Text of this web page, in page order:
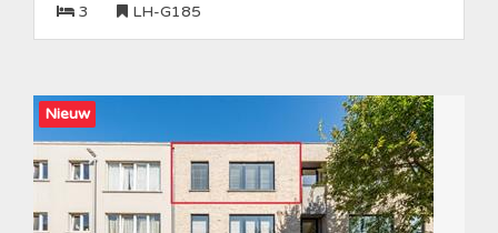
3 LH-G185
Nieuw